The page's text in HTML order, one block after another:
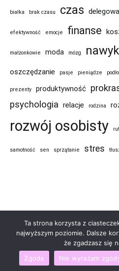
białka brak czasu czas
efektywność emocje finanse
małżonkowie moda mózg
oszczędzanie pasje pieniądze
prezenty produktywność
psychologia relacje rodzina
rozwój osobisty
samotność sen sprzątanie stres
Czas dla rozwoju
Cenoteby ThemeGrill. Powered by
Ta strona korzysta z
najwyższym poziomie. Dalsze
że zgadzasz się
Zgoda
Nie wyrażam